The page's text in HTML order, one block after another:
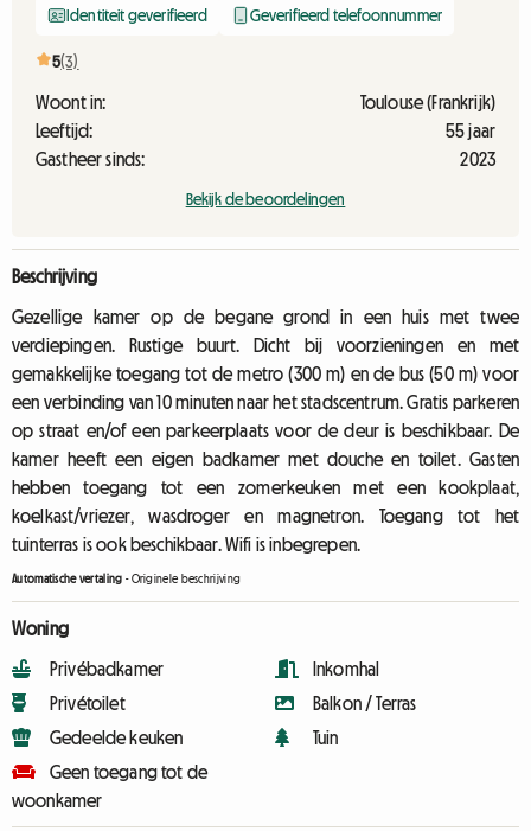
Identiteit geverifieerd Geverifieerd telefoonnummer
5(3)
Woont in:
Toulouse (Frankrijk)
Leeftijd:
55 jaar
Gastheer sinds:
2023
Bekijk de beoordelingen
Beschrijving
Gezellige kamer op de begane grond in een huis met twee
verdiepingen. Rustige buurt. Dicht bij voorzieningen en met
gemakkelijke toegang tot de metro (300 m) en de bus (50 m) voor
een verbinding van 10 minuten naar het stadscentrum. Gratis parkeren
op straat en/of een parkeerplaats voor de deur is beschikbaar. De
kamer heeft een eigen badkamer met douche en toilet. Gasten
hebben toegang tot een zomerkeuken met een kookplaat,
koelkast/vriezer, wasdroger en magnetron. Toegang tot het
tuinterras is ook beschikbaar. Wifi is inbegrepen.
Automatische vertaling -Originele beschrijving
Woning
Privébadkamer
Privétoilet
Gedeelde keuken
Geen toegang tot de
woonkamer
Inkomhal
Balkon / Terras
Tuin